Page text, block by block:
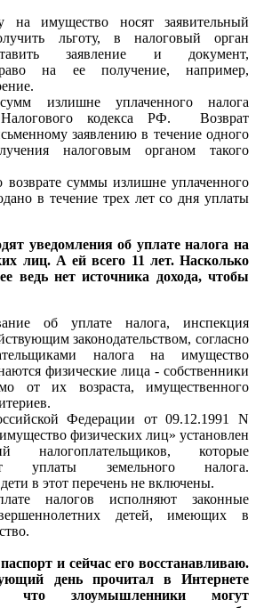
имущество носят заявительный
льготу, в налоговый орган
заявление и документ,
на ее получение, например,
излишне уплаченного налога
кодекса РФ. Возврат
заявлению в течение одного
налоговым органом такого
возврате суммы излишне уплаченного
в течение трех лет со дня уплаты
уведомления об уплате налога на
лиц. А ей всего 11 лет. Насколько
ведь нет источника дохода, чтобы
об уплате налога, инспекция
законодательством, согласно
налога на имущество
физические лица - собственники
от их возраста, имущественного
Федерации от 09.12.1991 N
физических лиц» установлен
налогоплательщиков, которые
уплаты земельного налога.
в этот перечень не включены.
налогов исполняют законные
детей, имеющих в
и сейчас его восстанавливаю.
день прочитал в Интернете
злоумышленники могут